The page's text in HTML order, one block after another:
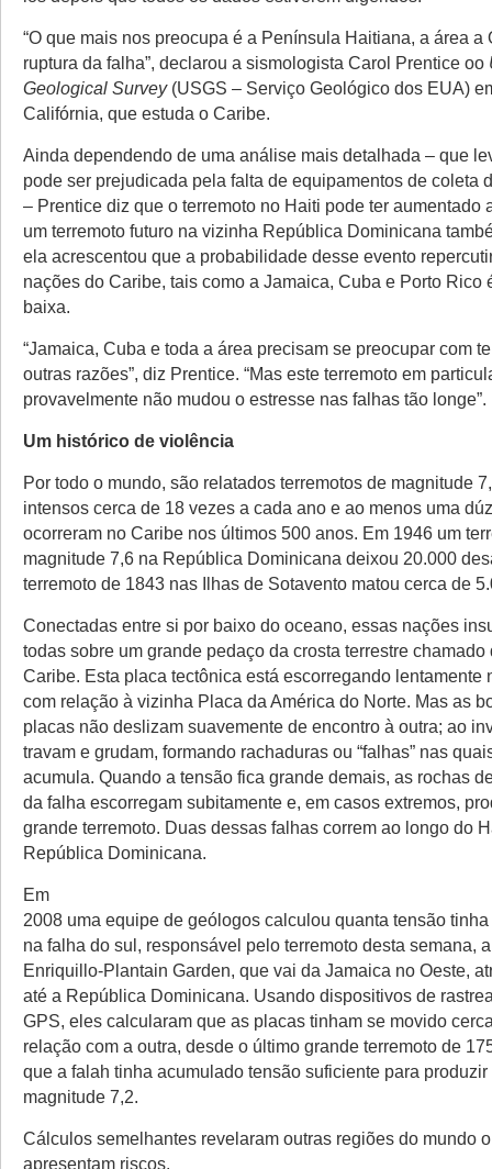
“O que mais nos preocupa é a Península Haitiana, a área a
ruptura da falha”, declarou a sismologista Carol Prentice oo
Geological Survey(USGS – Serviço Geológico dos EUA)
Califórnia, que estuda o Caribe.
Ainda dependendo de uma análise mais detalhada – que
pode ser prejudicada pela falta de equipamentos de coleta
– Prentice diz que o terremoto no Haiti pode ter aumentado
um terremoto futuro na vizinha República Dominicana
ela acrescentou que a probabilidade desse evento
nações do Caribe, tais como a Jamaica, Cuba e Porto Rico
baixa.
“Jamaica, Cuba e toda a área precisam se preocupar com
outras razões”, diz Prentice. “Mas este terremoto em
provavelmente não mudou o estresse nas falhas tão longe”.
Um histórico de violência
Por todo o mundo, são relatados terremotos de magnitude
intensos cerca de 18 vezes a cada ano e ao menos uma
ocorreram no Caribe nos últimos 500 anos. Em 1946 um
magnitude 7,6 na República Dominicana deixou 20.000
terremoto de 1843 nas Ilhas de Sotavento matou cerca de
Conectadas entre si por baixo do oceano, essas nações
todas sobre um grande pedaço da crosta terrestre chamado
Caribe. Esta placa tectônica está escorregando lentamente
com relação à vizinha Placa da América do Norte. Mas as
placas não deslizam suavemente de encontro à outra; ao
travam e grudam, formando rachaduras ou “falhas” nas
acumula. Quando a tensão fica grande demais, as rochas
da falha escorregam subitamente e, em casos extremos,
grande terremoto. Duas dessas falhas correm ao longo do
República Dominicana.
Em
2008 uma equipe de geólogos calculou quanta tensão
na falha do sul, responsável pelo terremoto desta semana,
Enriquillo-Plantain Garden, que vai da Jamaica no Oeste,
até a República Dominicana. Usando dispositivos de
GPS, eles calcularam que as placas tinham se movido
relação com a outra, desde o último grande terremoto de
que a falah tinha acumulado tensão suficiente para produzir
magnitude 7,2.
Cálculos semelhantes revelaram outras regiões do mundo
apresentam riscos.